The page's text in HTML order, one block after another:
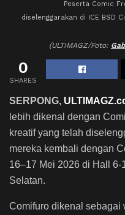
Peserta Comic
diselenggarakan di ICE BSD
(ULTIMAGZ/Foto:
0
SHARES
SERPONG,
lebih dikenal dengan
kreatif yang telah
mereka kembali dengan
16–17 Mei 2026 di Hall 6-
Selatan.
Comifuro dikenal sebagai